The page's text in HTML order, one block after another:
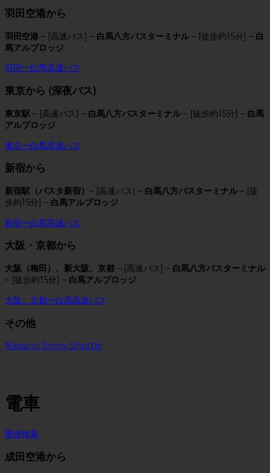
羽田空港から
羽田空港 – [高速バス] – 白馬八方バスターミナル – [徒歩約15分] – 白
馬アルプロッジ
羽田ー白馬高速バス
東京から (深夜バス)
東京駅 – [高速バス] – 白馬八方バスターミナル – [徒歩約15分] – 白馬
アルプロッジ
東京ー白馬高速バス
新宿から
新宿駅（バスタ新宿） – [高速バス] – 白馬八方バスターミナル – [徒
歩約15分] – 白馬アルプロッジ
新宿ー白馬高速バス
大阪・京都から
大阪（梅田）、新大阪、京都 – [高速バス] – 白馬八方バスターミナル
– [徒歩約15分] – 白馬アルプロッジ
大阪、京都ー白馬高速バス
その他
Nagano Snow Shuttle
電車
乗換検索
成田空港から